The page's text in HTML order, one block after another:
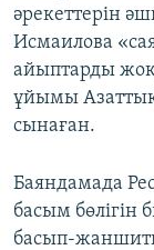
әрекеттерін
Исмаилова
айыптарды
ұйымы
сынаған.
Баяндамада
басым бөлігін
басып-